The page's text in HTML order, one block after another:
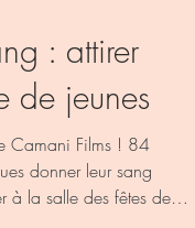
: attirer
de jeunes
Films ! 84
donner leur sang
à la salle des fêtes de